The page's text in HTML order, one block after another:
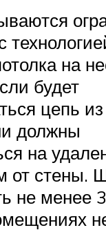
на
будет
цепь
должны
на
от стены.
не менее